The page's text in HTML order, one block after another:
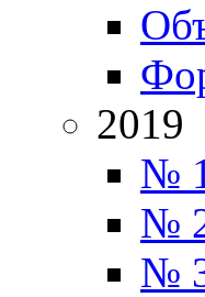
2019
№
№
№